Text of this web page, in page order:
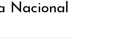
Nacional